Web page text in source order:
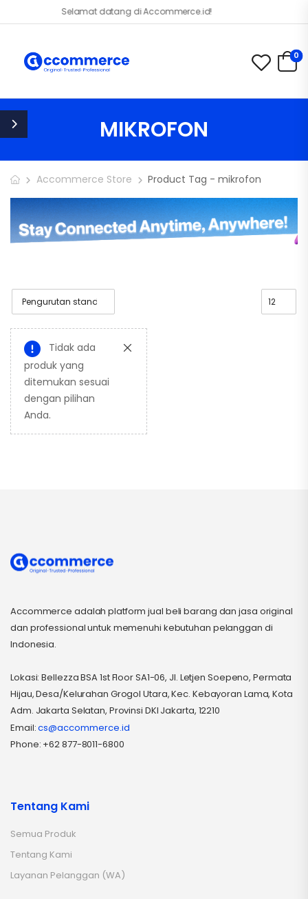
Selamat datang di Accommerce.id!
0
MIKROFON
Accommerce Store Product Tag - mikrofon
Tidak ada
produk yang
ditemukan sesuai
dengan pilihan
Anda.
Accommerce adalah platform jual beli barang dan jasa original
dan professional untuk memenuhi kebutuhan pelanggan di
Indonesia.
Lokasi: Bellezza BSA 1st Floor SA1-06, Jl. Letjen Soepeno, Permata
Hijau, Desa/Kelurahan Grogol Utara, Kec. Kebayoran Lama, Kota
Adm. Jakarta Selatan, Provinsi DKI Jakarta, 12210
Email:cs@accommerce.id
Phone: +62 877-8011-6800
Tentang Kami
Semua Produk
Tentang Kami
Layanan Pelanggan (WA)